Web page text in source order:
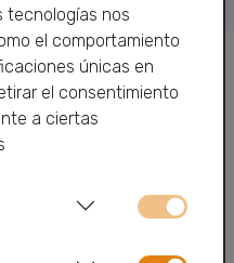
tecnologías nos
el comportamiento
únicas en
el consentimiento
a ciertas